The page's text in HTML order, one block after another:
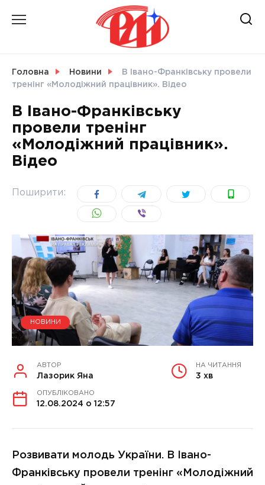
УКРАЇНА
Головна Новини
В Івано-Франківську провели
тренінг «Молодіжний працівник». Відео
В Івано-Франківську
провели тренінг
«Молодіжний працівник».
Відео
Поширити:
НОВИНИ
АВТОР
Лазорик Яна
НА ЧИТАННЯ
3 хв
ОПУБЛІКОВАНО
12.08.2024 о 12:57
Розвивати молодь України. В Івано-
Франківську провели тренінг «Молодіжний